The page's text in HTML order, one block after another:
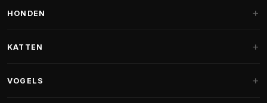
HONDEN
Fantail hondenmanden
KATTEN
VOGELS